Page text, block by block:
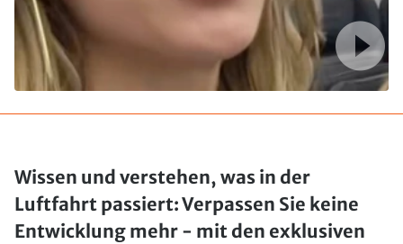
Wissen und verstehen, was in der
Luftfahrt passiert: Verpassen Sie keine
Entwicklung mehr - mit den exklusiven